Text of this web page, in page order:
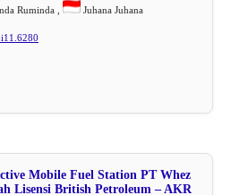
Ruminda , Juhana Juhana
Mobile Fuel Station PT Whez
Lisensi British Petroleum – AKR